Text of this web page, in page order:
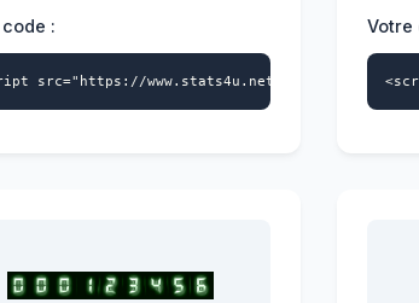
data-style="118" async></script>
:
src="https://www.stats4u.net/s4u.js" data-
Votre